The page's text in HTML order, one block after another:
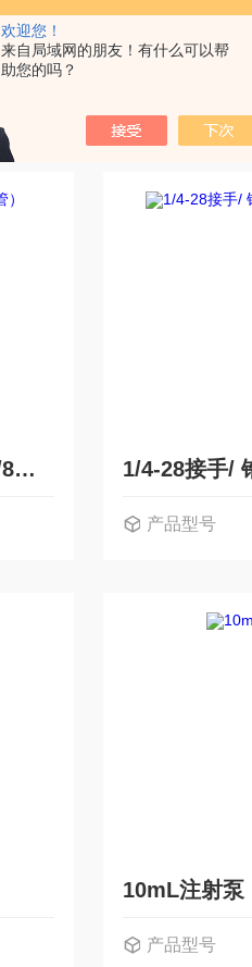
欢迎您！
来自局域网的朋友！有什么可以帮
助您的吗？
1/4-28接手/锥接头（1/8管）
产品型号
10mL注射泵
产品型号